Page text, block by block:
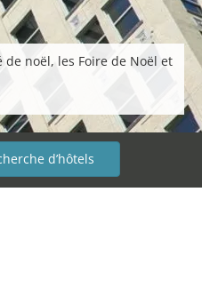
noël, les Foire de Noël et